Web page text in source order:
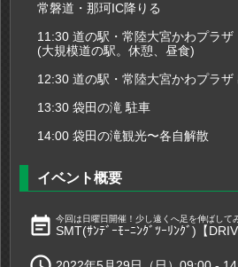
常磐道・那珂IC降りる
11:30 道の駅・常陸大宮かわプラザ
(大規模道の駅。休憩、昼食)
12:30 道の駅・常陸大宮かわプラザ
13:30 袋田の滝 駐車
14:00 袋田の滝観光〜各自解散
イベント概要
event_note 今回は日曜日開催！少し遠くへ足を伸ばして
SMT(ｻﾝﾃﾞｰﾓｰﾆﾝｸﾞﾂｰﾘﾝｸﾞ)【